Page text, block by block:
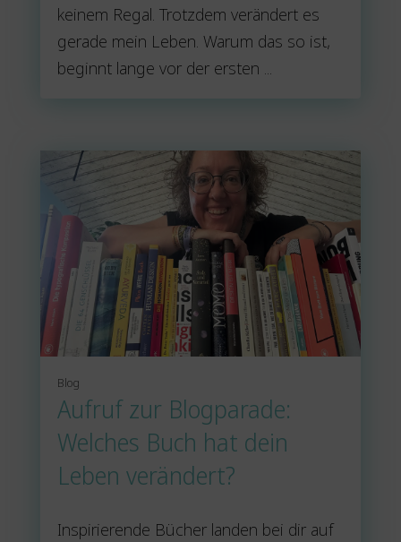
keinem Regal. Trotzdem verändert es
gerade mein Leben. Warum das so ist,
beginnt lange vor der ersten ...
Blog
Aufruf zur Blogparade:
Welches Buch hat dein
Leben verändert?
Inspirierende Bücher landen bei dir auf